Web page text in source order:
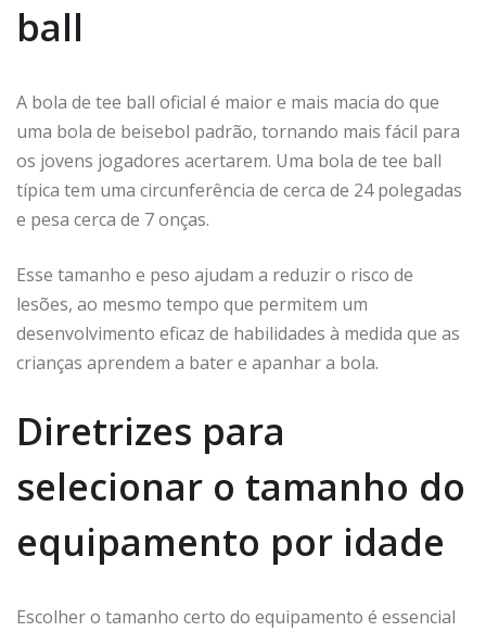
ball
A bola de tee ball oficial é maior e mais macia do que
uma bola de beisebol padrão, tornando mais fácil para
os jovens jogadores acertarem. Uma bola de tee ball
típica tem uma circunferência de cerca de 24 polegadas
e pesa cerca de 7 onças.
Esse tamanho e peso ajudam a reduzir o risco de
lesões, ao mesmo tempo que permitem um
desenvolvimento eficaz de habilidades à medida que as
crianças aprendem a bater e apanhar a bola.
Diretrizes para
selecionar o tamanho do
equipamento por idade
Escolher o tamanho certo do equipamento é essencial